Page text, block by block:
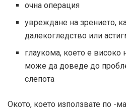
очна операция
увреждане на зрението,
далекогледство или
глаукома, което е високо
може да доведе до
слепота
Окото, което използвате по -